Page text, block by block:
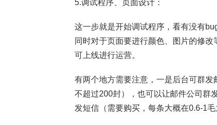
5.调试程序、页面设计：
这一步就是开始调试程序，看有没有
同时对于页面要进行颜色、图片的修
可上线进行运营。
有两个地方需要注意，一是后台可群
不超过200封），也可以让邮件公司群
发短信（需要购买，每条大概在0.6-1